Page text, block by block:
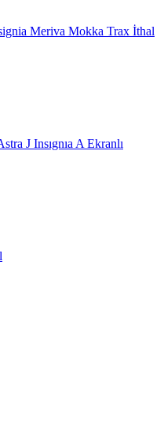
Meriva Mokka Trax İthal
J Insıgnıa A Ekranlı